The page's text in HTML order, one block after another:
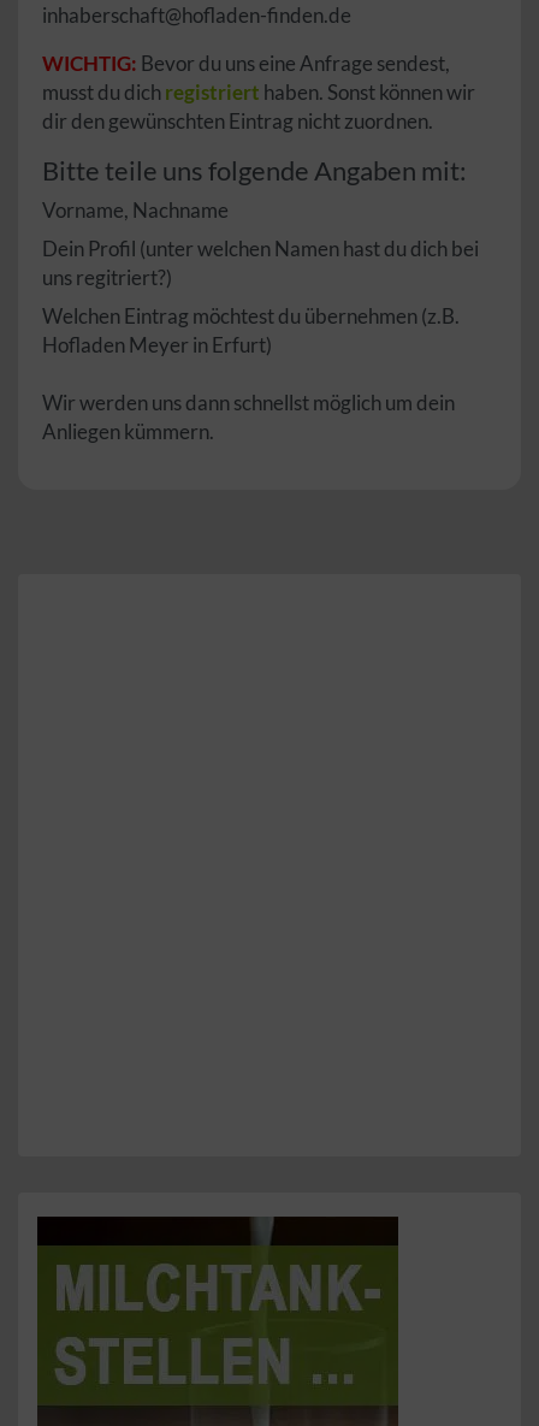
inhaberschaft@hofladen-finden.de
WICHTIG: Bevor du uns eine Anfrage sendest,
musst du dich registriert haben. Sonst können wir
dir den gewünschten Eintrag nicht zuordnen.
Bitte teile uns folgende Angaben mit:
Vorname, Nachname
Dein Profil (unter welchen Namen hast du dich bei
uns regitriert?)
Welchen Eintrag möchtest du übernehmen (z.B.
Hofladen Meyer in Erfurt)
Wir werden uns dann schnellst möglich um dein
Anliegen kümmern.